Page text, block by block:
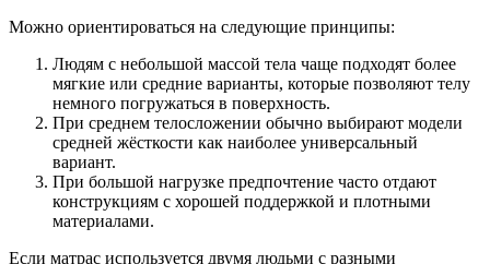
Можно ориентироваться на следующие принципы:
Людям с небольшой массой тела чаще подходят более
мягкие или средние варианты, которые позволяют телу
немного погружаться в поверхность.
При среднем телосложении обычно выбирают модели
средней жёсткости как наиболее универсальный
вариант.
При большой нагрузке предпочтение часто отдают
конструкциям с хорошей поддержкой и плотными
материалами.
Если матрас используется двумя людьми с разными